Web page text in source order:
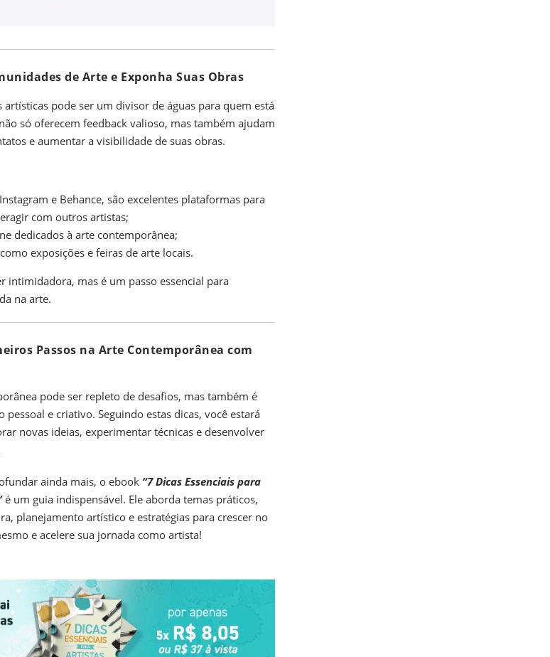
de Arte e Exponha Suas Obras
artísticas pode ser um divisor de águas para quem está
só oferecem feedback valioso, mas também ajudam
e aumentar a visibilidade de suas obras.
e Behance, são excelentes plataformas para
com outros artistas;
dedicados à arte contemporânea;
exposições e feiras de arte locais.
intimidadora, mas é um passo essencial para
na arte.
Passos na Arte Contemporânea com
pode ser repleto de desafios, mas também é
e criativo. Seguindo estas dicas, você estará
novas ideias, experimentar técnicas e desenvolver
ainda mais, o ebook “7 Dicas Essenciais para
é um guia indispensável. Ele aborda temas práticos,
planejamento artístico e estratégias para crescer no
e acelere sua jornada como artista!